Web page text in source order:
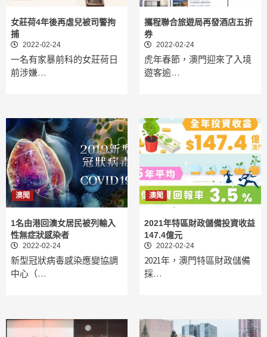
女莊荷4年後再虐兒被司警拘
捕
2022-02-24
一名有家暴前科的女莊荷日
前涉嫌…
攜程聯合旅遊局再發酒店五折
券
2022-02-24
虎年春節，澳門迎來了入境
遊客逾…
澳聞
1名由港回澳女居民被列輸入
性無症狀感染者
2022-02-24
新型冠狀病毒感染應變協調
中心（…
澳聞
2021年特區財政儲備投資收益
147.4億元
2022-02-24
2021年，澳門特區財政儲備
採…